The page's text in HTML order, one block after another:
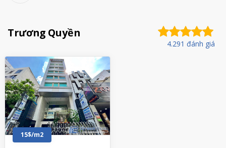
Trương Quyền
4.291 đánh giá
15$/m2